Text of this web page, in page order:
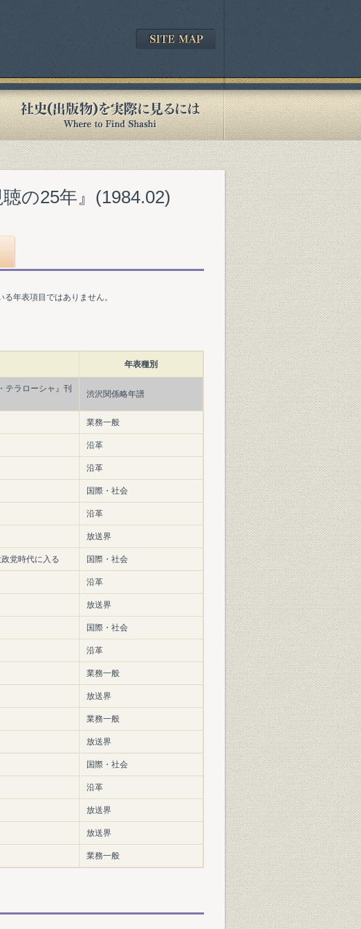
の25年』(1984.02)
年表項目ではありません。
年表種別
テラローシャ』刊
渋沢関係略年譜
業務一般
沿革
沿革
国際・社会
沿革
放送界
党時代に入る 国際・社会
沿革
放送界
国際・社会
沿革
業務一般
放送界
業務一般
放送界
国際・社会
沿革
放送界
放送界
業務一般